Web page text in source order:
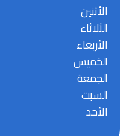
الأثنين
الثلاثاء
الأربعاء
الخميس
الجمعة
السبت
الأحد